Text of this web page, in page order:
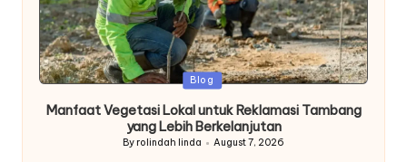
Posted
Blog
Manfaat Vegetasi Lokal untuk Reklamasi Tambang
yang Lebih Berkelanjutan
Posted
By rolindah linda August 7, 2026